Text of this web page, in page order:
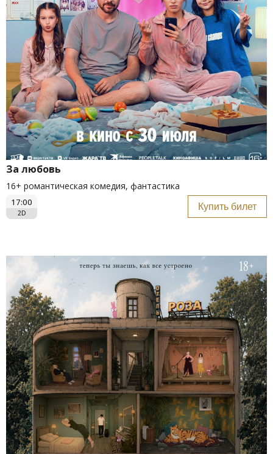
За любовь
16+ романтическая комедия, фантастика
17:00
2D
Купить билет